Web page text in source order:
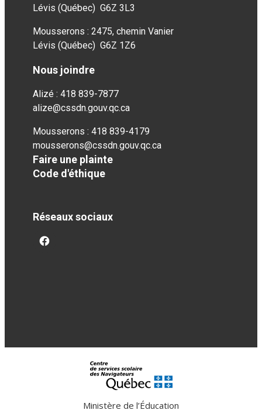
Lévis (Québec) G6Z 3L3
Mousserons : 2475, chemin Vanier
Lévis (Québec) G6Z 1Z6
Nous joindre
Alizé : 418 839-7877
alize@cssdn.gouv.qc.ca
Mousserons : 418 839-4179
mousserons@cssdn.gouv.qc.ca
Faire une plainte
Code d'éthique
Réseaux sociaux
facebook
Ministère de l’Éducation